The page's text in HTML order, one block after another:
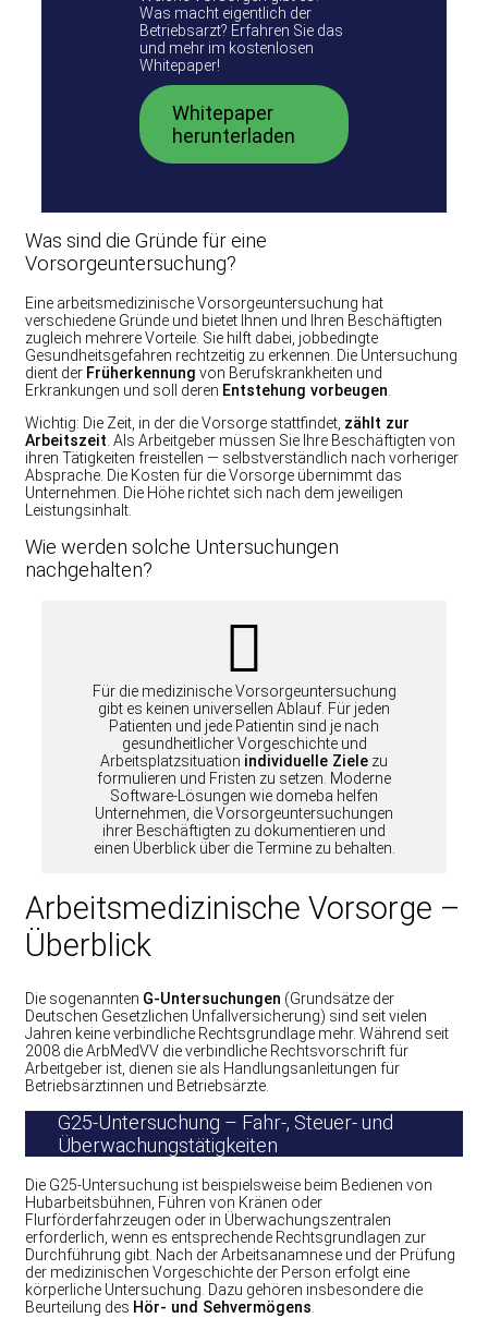
Was macht eigentlich der
Betriebsarzt? Erfahren Sie das
und mehr im kostenlosen
Whitepaper!
Whitepaper
herunterladen
Was sind die Gründe für eine
Vorsorgeuntersuchung?
Eine arbeitsmedizinische Vorsorgeuntersuchung hat
verschiedene Gründe und bietet Ihnen und Ihren Beschäftigten
zugleich mehrere Vorteile. Sie hilft dabei, jobbedingte
Gesundheitsgefahren rechtzeitig zu erkennen. Die Untersuchung
dient der Früherkennung von Berufskrankheiten und
Erkrankungen und soll deren Entstehung vorbeugen
Wichtig: Die Zeit, in der die Vorsorge stattfindet, zählt zur
Arbeitszeit . Als Arbeitgeber müssen Sie Ihre Beschäftigten von
ihren Tätigkeiten freistellen — selbstverständlich nach vorheriger
Absprache. Die Kosten für die Vorsorge übernimmt das
Unternehmen. Die Höhe richtet sich nach dem jeweiligen
Leistungsinhalt.
Wie werden solche Untersuchungen
nachgehalten?
Für die medizinische Vorsorgeuntersuchung
gibt es keinen universellen Ablauf. Für jeden
Patienten und jede Patientin sind je nach
gesundheitlicher Vorgeschichte und
Arbeitsplatzsituation individuelle Ziele zu
formulieren und Fristen zu setzen. Moderne
Software-Lösungen wie domeba helfen
Unternehmen, die Vorsorgeuntersuchungen
ihrer Beschäftigten zu dokumentieren und
einen Überblick über die Termine zu behalten.
Arbeitsmedizinische Vorsorge –
Überblick
Die sogenannten G-Untersuchungen (Grundsätze der
Deutschen Gesetzlichen Unfallversicherung) sind seit vielen
Jahren keine verbindliche Rechtsgrundlage mehr. Während seit
2008 die ArbMedVV die verbindliche Rechtsvorschrift für
Arbeitgeber ist, dienen sie als Handlungsanleitungen für
Betriebsärztinnen und Betriebsärzte.
G25-Untersuchung – Fahr-, Steuer- und
Überwachungstätigkeiten
Die G25-Untersuchung ist beispielsweise beim Bedienen von
Hubarbeitsbühnen, Führen von Kränen oder
Flurförderfahrzeugen oder in Überwachungszentralen
erforderlich, wenn es entsprechende Rechtsgrundlagen zur
Durchführung gibt. Nach der Arbeitsanamnese und der Prüfung
der medizinischen Vorgeschichte der Person erfolgt eine
körperliche Untersuchung. Dazu gehören insbesondere die
Beurteilung des Hör- und Sehvermögens.